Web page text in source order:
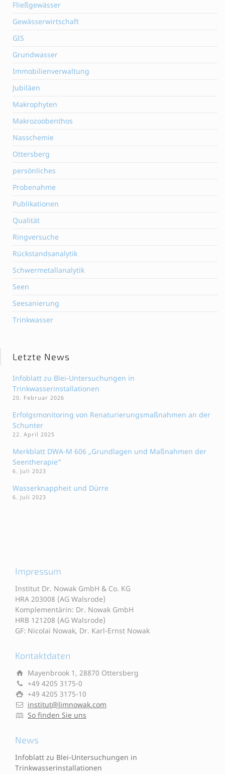
Fließgewässer
Gewässerwirtschaft
GIS
Grundwasser
Immobilienverwaltung
Jubiläen
Makrophyten
Makrozoobenthos
Nasschemie
Ottersberg
persönliches
Probenahme
Publikationen
Qualität
Ringversuche
Rückstandsanalytik
Schwermetallanalytik
Seen
Seesanierung
Trinkwasser
Letzte News
Infoblatt zu Blei-Untersuchungen in
Trinkwasserinstallationen
20. Februar 2026
Erfolgsmonitoring von Renaturierungsmaßnahmen an der
Schunter
22. April 2025
Merkblatt DWA-M 606 „Grundlagen und Maßnahmen der
Seentherapie“
6. Juli 2023
Wasserknappheit und Dürre
6. Juli 2023
Impressum
Institut Dr. Nowak GmbH & Co. KG
HRA 203008 (AG Walsrode)
Komplementärin: Dr. Nowak GmbH
HRB 121208 (AG Walsrode)
GF: Nicolai Nowak, Dr. Karl-Ernst Nowak
Kontaktdaten
Mayenbrook 1, 28870 Ottersberg
+49 4205 3175-0
+49 4205 3175-10
institut@limnowak.com
So finden Sie uns
News
Infoblatt zu Blei-Untersuchungen in
Trinkwasserinstallationen